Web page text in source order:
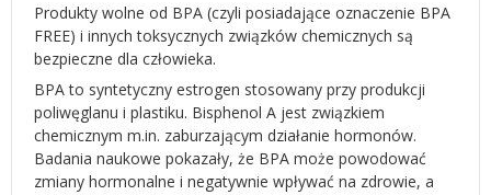
Produkty wolne od BPA (czyli posiadające oznaczenie BPA
FREE) i innych toksycznych związków chemicznych są
bezpieczne dla człowieka.
BPA to syntetyczny estrogen stosowany przy produkcji
poliwęglanu i plastiku. Bisphenol A jest związkiem
chemicznym m.in. zaburzającym działanie hormonów.
Badania naukowe pokazały, że BPA może powodować
zmiany hormonalne i negatywnie wpływać na zdrowie, a